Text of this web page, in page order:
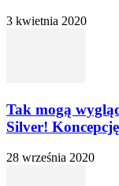
3 kwietnia 2020
Tak mogą
Silver!
28 września 2020